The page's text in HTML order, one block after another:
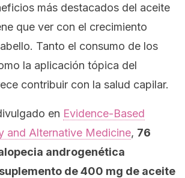
más destacados del aceite
que ver con el crecimiento
Tanto el consumo de los
la aplicación tópica del
contribuir con la salud capilar.
en Evidence-Based
and Alternative Medicine, 76
androgenética
de 400 mg de aceite